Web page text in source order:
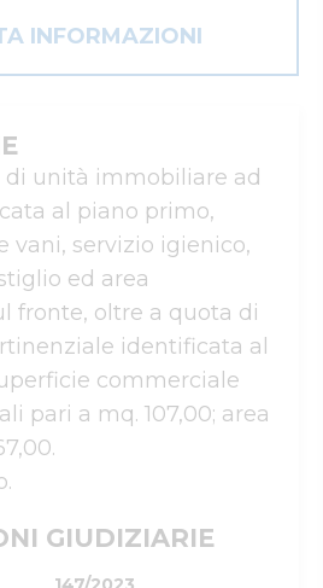
INFORMAZIONI
di unità immobiliare ad
al piano primo,
vani, servizio igienico,
ed area
fronte, oltre a quota di
identificata al
commerciale
pari a mq. 107,00; area
GIUDIZIARIE